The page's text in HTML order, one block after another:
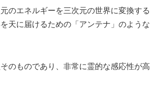
のエネルギーを三次元の世界に変換する
天に届けるための「アンテナ」のような
のものであり、非常に霊的な感応性が高